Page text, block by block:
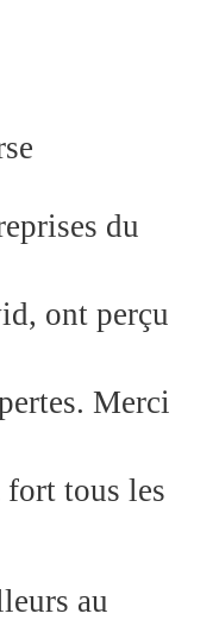
du
ont perçu
Merci
tous les
au